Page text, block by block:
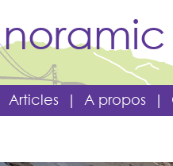
Articles | A propos |